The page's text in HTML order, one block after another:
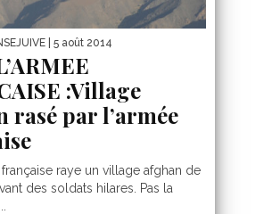
| 5 août 2014
:Village
rasé par l’armée
française raye un village afghan de
des soldats hilares. Pas la